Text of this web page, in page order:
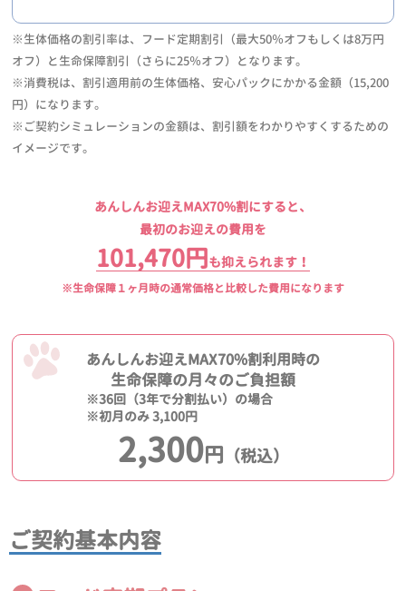
※生体価格の割引率は、フード定期割引（最大50％オフもしくは8万円
オフ）と生命保障割引（さらに25％オフ）となります。
※消費税は、割引適用前の生体価格、安心パックにかかる金額（15,200
円）になります。
※ご契約シミュレーションの金額は、割引額をわかりやすくするための
イメージです。
あんしんお迎えMAX70%割にすると、
最初のお迎えの費用を
101,470円も抑えられます！
※生命保障１ヶ月時の通常価格と比較した費用になります
あんしんお迎えMAX70%割利用時の
生命保障の月々のご負担額
※36回（3年で分割払い）の場合
※初月のみ 3,100円
2,300円 （税込）
ご契約基本内容